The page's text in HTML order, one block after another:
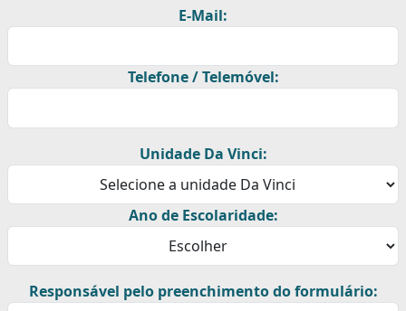
E-Mail:
Telefone / Telemóvel:
Unidade Da Vinci:
Ano de Escolaridade:
Responsável pelo preenchimento do formulário: